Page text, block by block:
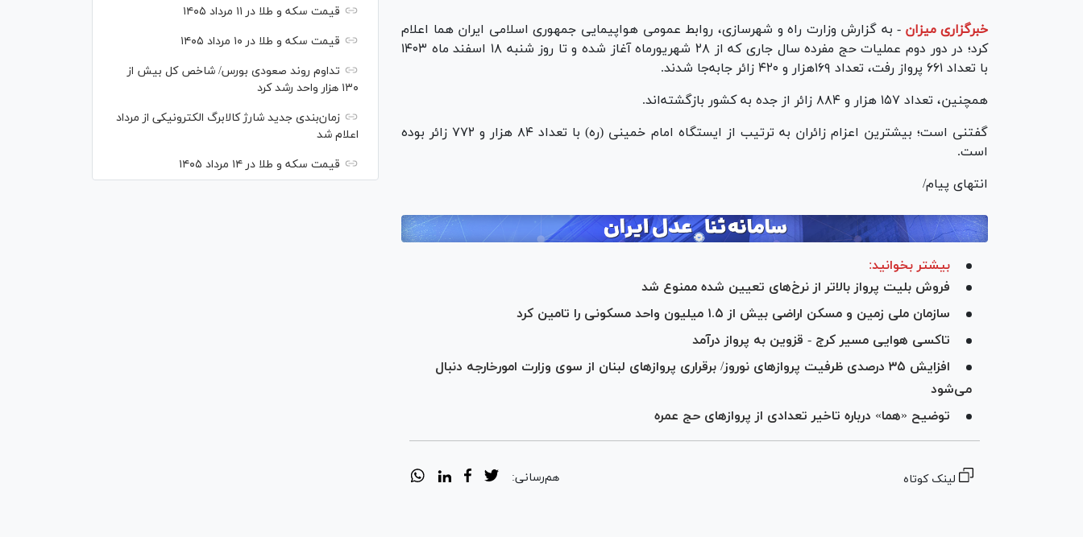
خبرگزاری میزان - به گزارش وزارت راه و شهرسازی، روابط عمومی هواپیمایی جمهوری اسلامی ایران هما اعلام
کرد؛ در دور دوم عملیات حج مفرده سال جاری که از ۲۸ شهریورماه آغاز شده و تا روز شنبه ۱۸ اسفند ماه ۱۴۰۳
با تعداد ۶۶۱ پرواز رفت، تعداد ۱۶۹هزار و ۴۲۰ زائر جابه‌جا شدند.
همچنین، تعداد ۱۵۷ هزار و ۸۸۴ زائر از جده به کشور بازگشته‌اند.
گفتنی است؛ بیشترین اعزام زائران به ترتیب از ایستگاه امام خمینی (ره) با تعداد ۸۴ هزار و ۷۷۲ زائر بوده
است.
انتهای پیام/
بیشتر بخوانید:
فروش بلیت پرواز بالاتر از نرخ‌های تعیین شده ممنوع شد
سازمان ملی زمین و مسکن اراضی بیش از ۱.۵ میلیون واحد مسکونی را تامین کرد
تاکسی هوایی مسیر کرج - قزوین به پرواز درآمد
افزایش ۳۵ درصدی ظرفیت پرواز‌های نوروز/ برقراری پرواز‌های لبنان از سوی وزارت امورخارجه دنبال
می‌شود
توضیح «هما» درباره تاخیر تعدادی از پرواز‌های حج عمره
لینک کوتاه هم‌رسانی:
قیمت سکه و طلا در ۱۱ مرداد ۱۴۰۵
قیمت سکه و طلا در ۱۰ مرداد ۱۴۰۵
تداوم روند صعودی بورس/ شاخص کل بیش از
۱۳۰ هزار واحد رشد کرد
زمان‌بندی جدید شارژ کالابرگ الکترونیکی از مرداد
اعلام شد
قیمت سکه و طلا در ۱۴ مرداد ۱۴۰۵